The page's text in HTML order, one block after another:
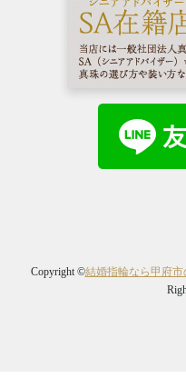
Copyright ©結婚指輪なら甲府市